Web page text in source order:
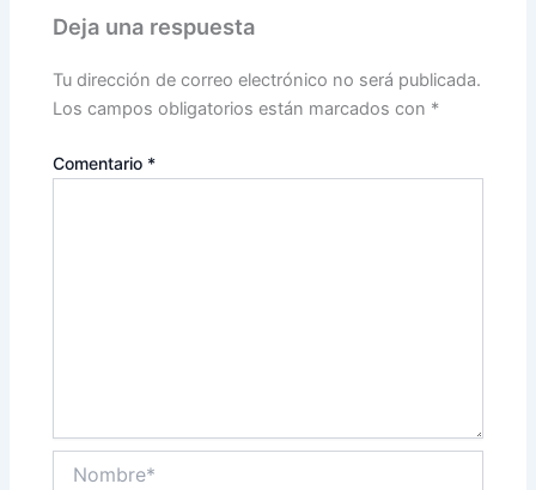
Deja una respuesta
Tu dirección de correo electrónico no será publicada.
Los campos obligatorios están marcados con *
Comentario *